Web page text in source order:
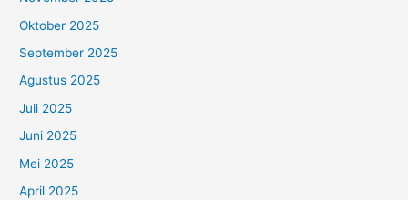
Oktober 2025
September 2025
Agustus 2025
Juli 2025
Juni 2025
Mei 2025
April 2025